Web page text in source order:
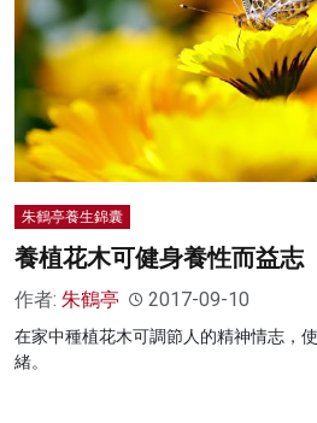
朱鶴亭養生錦囊
養植花木可健身養性而益志
作者: 朱鶴亭 2017-09-10
在家中種植花木可調節人的精神情志，
緒。